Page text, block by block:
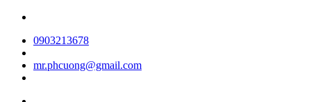
0903213678
mr.phcuong@gmail.com